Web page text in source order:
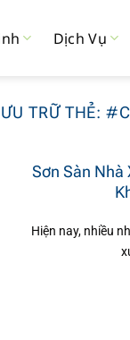
Dịch Vụ
TRỮ THẺ:
Sơn Sàn Nhà
Hiện nay, nhiều